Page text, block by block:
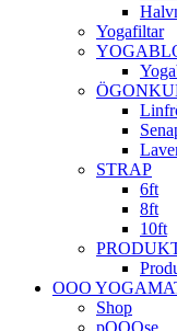
Yogafiltar
STRAP
6ft
8ft
10ft
OOO
Shop
pOOOse